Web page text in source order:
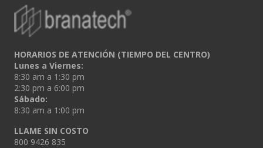
HORARIOS DE ATENCIÓN (TIEMPO DEL CENTRO)
Lunes a Viernes:
8:30 am a 1:30 pm
2:30 pm a 6:00 pm
Sábado:
8:30 am a 1:00 pm
LLAME SIN COSTO
800 9426 835